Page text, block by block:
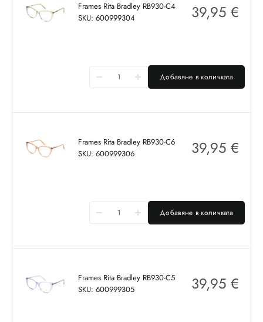
Frames Rita Bradley RB930-C4
SKU: 600999304
39,95 €
Добавяне в количката
Frames Rita Bradley RB930-C6
SKU: 600999306
39,95 €
Добавяне в количката
Frames Rita Bradley RB930-C5
SKU: 600999305
39,95 €